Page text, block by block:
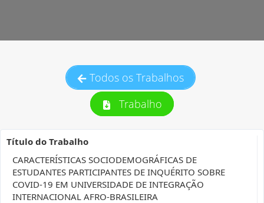
Todos os Trabalhos
Trabalho
Título do Trabalho
CARACTERÍSTICAS SOCIODEMOGRÁFICAS DE
ESTUDANTES PARTICIPANTES DE INQUÉRITO SOBRE
COVID-19 EM UNIVERSIDADE DE INTEGRAÇÃO
INTERNACIONAL AFRO-BRASILEIRA